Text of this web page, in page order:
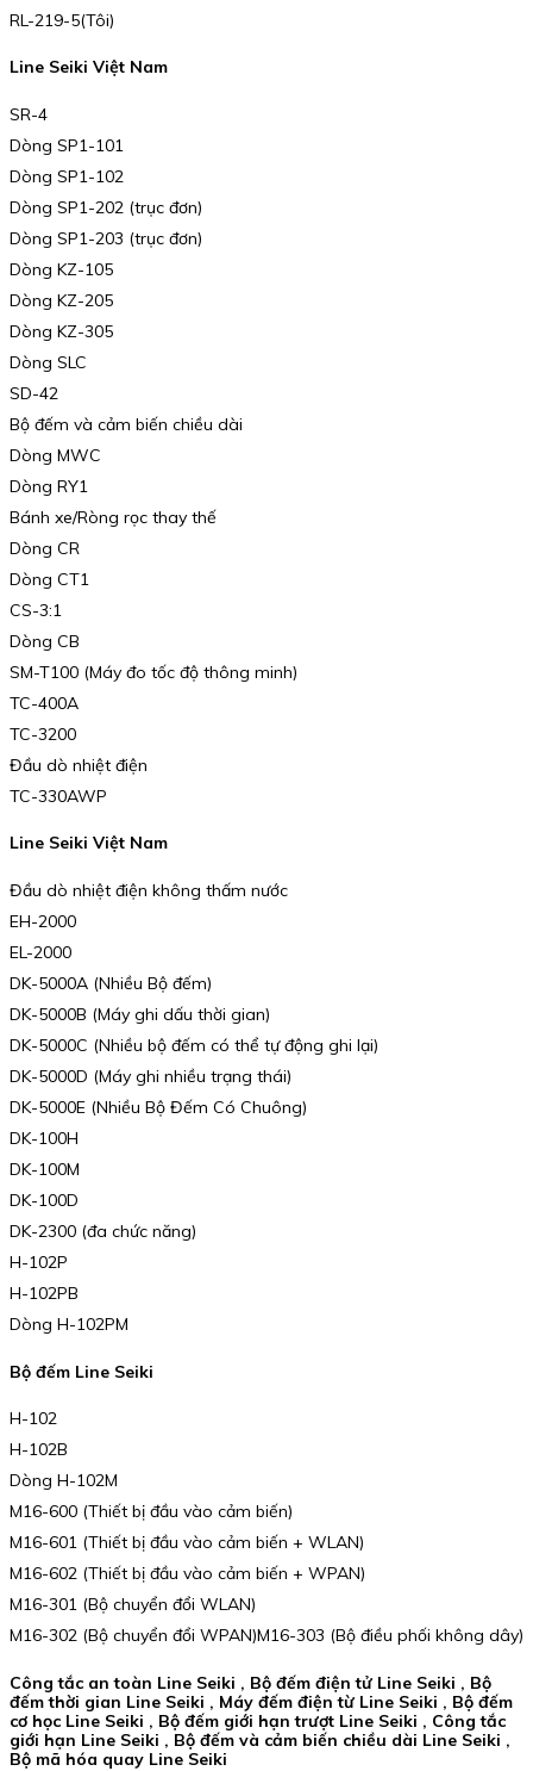
RL-219-5(Tôi)
Line Seiki Việt Nam
SR-4
Dòng SP1-101
Dòng SP1-102
Dòng SP1-202 (trục đơn)
Dòng SP1-203 (trục đơn)
Dòng KZ-105
Dòng KZ-205
Dòng KZ-305
Dòng SLC
SD-42
Bộ đếm và cảm biến chiều dài
Dòng MWC
Dòng RY1
Bánh xe/Ròng rọc thay thế
Dòng CR
Dòng CT1
CS-3:1
Dòng CB
SM-T100 (Máy đo tốc độ thông minh)
TC-400A
TC-3200
Đầu dò nhiệt điện
TC-330AWP
Line Seiki Việt Nam
Đầu dò nhiệt điện không thấm nước
EH-2000
EL-2000
DK-5000A (Nhiều Bộ đếm)
DK-5000B (Máy ghi dấu thời gian)
DK-5000C (Nhiều bộ đếm có thể tự động ghi lại)
DK-5000D (Máy ghi nhiều trạng thái)
DK-5000E (Nhiều Bộ Đếm Có Chuông)
DK-100H
DK-100M
DK-100D
DK-2300 (đa chức năng)
H-102P
H-102PB
Dòng H-102PM
Bộ đếm Line Seiki
H-102
H-102B
Dòng H-102M
M16-600 (Thiết bị đầu vào cảm biến)
M16-601 (Thiết bị đầu vào cảm biến + WLAN)
M16-602 (Thiết bị đầu vào cảm biến + WPAN)
M16-301 (Bộ chuyển đổi WLAN)
M16-302 (Bộ chuyển đổi WPAN)M16-303 (Bộ điều phối không dây)
Công tắc an toàn Line Seiki , Bộ đếm điện tử Line Seiki , Bộ
đếm thời gian Line Seiki , Máy đếm điện từ Line Seiki , Bộ đếm
cơ học Line Seiki , Bộ đếm giới hạn trượt Line Seiki , Công tắc
giới hạn Line Seiki , Bộ đếm và cảm biến chiều dài Line Seiki ,
Bộ mã hóa quay Line Seiki